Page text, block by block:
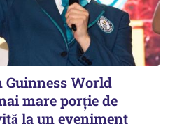
World
mare porție de
la un eveniment